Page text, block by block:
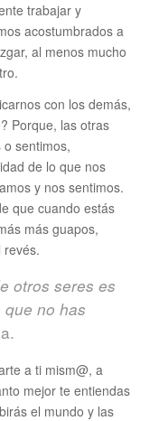
trabajar y
acostumbrados a
al menos mucho
con los demás,
Porque, las otras
sentimos,
de lo que nos
y nos sentimos.
que cuando estás
más guapos,
revés.
otros seres es
no has
a ti mism@, a
mejor te entiendas
el mundo y las